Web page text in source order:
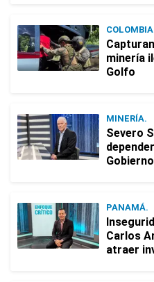
minería
Golfo
MINERÍA.
Severo
Gobierno
PANAMÁ.
Carlos
atraer